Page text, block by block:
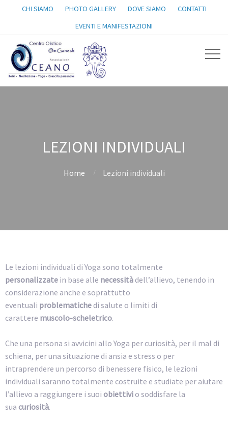
CHI SIAMO PHOTO GALLERY DOVE SIAMO
CONTATTI
EVENTI E MANIFESTAZIONI
LEZIONI INDIVIDUALI
Home Lezioni individuali
Le lezioni individuali di Yoga sono totalmente
personalizzate in base alle necessità dell’allievo, tenendo in
considerazione anche e soprattutto
eventuali problematiche di salute o limiti di
carattere muscolo-scheletrico.
Che una persona si avvicini allo Yoga per curiosità, per il mal di
schiena, per una situazione di ansia e stress o per
intraprendere un percorso di benessere fisico, le lezioni
individuali saranno totalmente costruite e studiate per aiutare
l’allievo a raggiungere i suoi obiettivi o soddisfare la
sua curiosità.